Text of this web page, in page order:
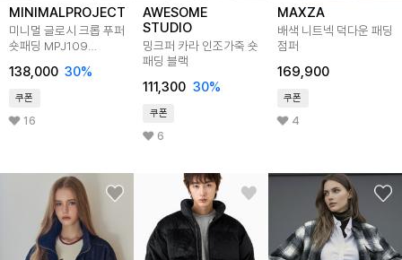
MINIMALPROJECT
미니멀 글로시 크롭 푸퍼
숏패딩 MPJ109
138,000 30%
쿠폰
16
AWESOME
STUDIO
밍크퍼 카라 인조가죽 숏
패딩 블랙
111,300 30%
쿠폰
6
MAXZA
배색 니트넥 덕다운 패딩
점퍼
169,900
쿠폰
4